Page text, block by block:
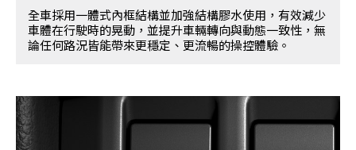
全車採用一體式內框結構並加強結構膠水使用，有效減少
車體在行駛時的晃動，並提升車輛轉向與動態一致性，無
論任何路況皆能帶來更穩定、更流暢的操控體驗。